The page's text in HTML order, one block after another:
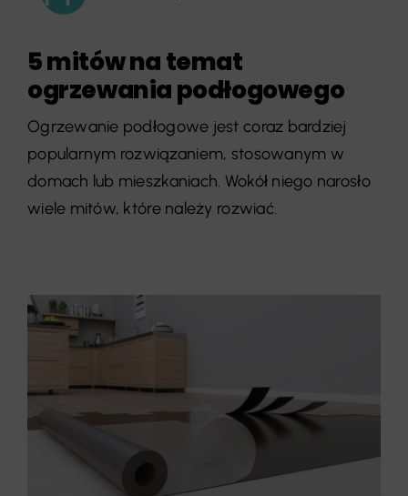
5 mitów na temat
ogrzewania podłogowego
Ogrzewanie podłogowe jest coraz bardziej
popularnym rozwiązaniem, stosowanym w
domach lub mieszkaniach. Wokół niego narosło
wiele mitów, które należy rozwiać.